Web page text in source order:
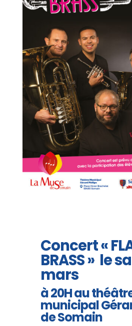
Concert «
BRASS » le
mars
à 20H au
municipal
de Somain